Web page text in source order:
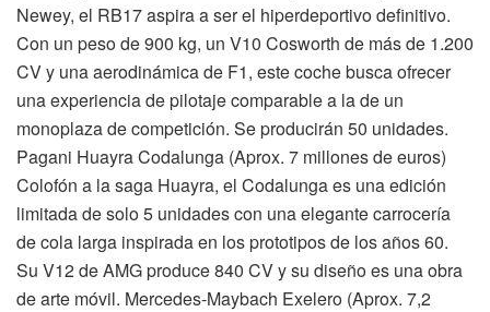
Newey, el RB17 aspira a ser el hiperdeportivo definitivo.
Con un peso de 900 kg, un V10 Cosworth de más de 1.200
CV y una aerodinámica de F1, este coche busca ofrecer
una experiencia de pilotaje comparable a la de un
monoplaza de competición. Se producirán 50 unidades.
Pagani Huayra Codalunga (Aprox. 7 millones de euros)
Colofón a la saga Huayra, el Codalunga es una edición
limitada de solo 5 unidades con una elegante carrocería
de cola larga inspirada en los prototipos de los años 60.
Su V12 de AMG produce 840 CV y su diseño es una obra
de arte móvil. Mercedes-Maybach Exelero (Aprox. 7,2